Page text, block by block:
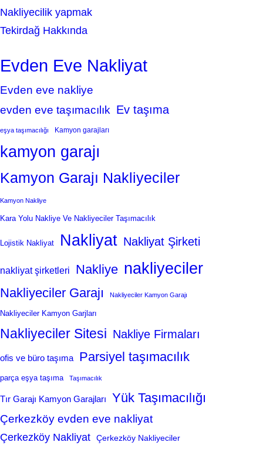
Nakliyecilik yapmak
Tekirdağ Hakkında
Evden Eve Nakliyat
Evden eve nakliye
evden eve taşımacılık Ev taşıma
eşya taşımacılığı Kamyon garajları
kamyon garajı
Kamyon Garajı Nakliyeciler
Kamyon Nakliye
Kara Yolu Nakliye Ve Nakliyeciler Taşımacılık
Lojistik Nakliyat Nakliyat Nakliyat Şirketi
nakliyat şirketleri Nakliye nakliyeciler
Nakliyeciler Garajı Nakliyeciler Kamyon Garajı
Nakliyeciler Kamyon Garjları
Nakliyeciler Sitesi Nakliye Firmaları
ofis ve büro taşıma Parsiyel taşımacılık
parça eşya taşıma Taşımacılık
Tır Garajı Kamyon Garajları Yük Taşımacılığı
Çerkezköy evden eve nakliyat
Çerkezköy Nakliyat Çerkezköy Nakliyeciler